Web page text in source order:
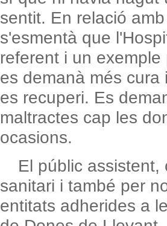
sentit. En relació
s'esmentà que
referent i un
es demanà més
es recuperi. Es
maltractes cap les
ocasions.
El públic
sanitari i també per
entitats adherides a